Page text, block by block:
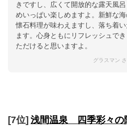
きですし、広くて開放的な露天風
めいっぱい楽しめますよ。新鮮な
懐石料理が味わえますし、落ち着
ます。心身ともにリフレッシュで
ただけると思いますよ。
グラスマン
[7位] 浅間温泉 四季彩々